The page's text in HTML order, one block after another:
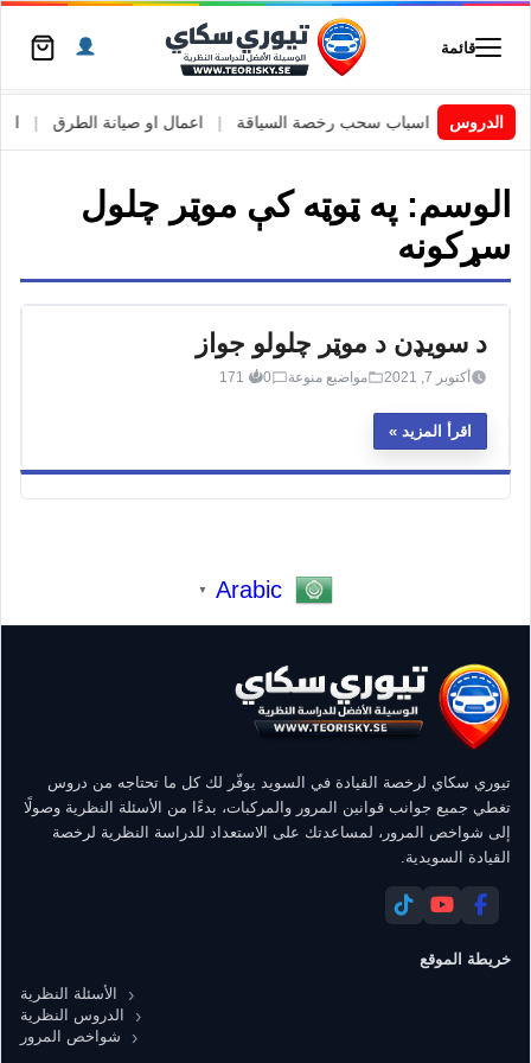
قائمة
الدروسالسويد | اسباب سحب رخصة السياقة اعمال او صيانة الطرق
الوسم: په ټوټه کې موټر چلول
سړکونه
د سویډن د موټر چلولو جواز
أكتوبر 7, 2021 مواضيع منوعة 0
171
اقرأ المزيد
Arabic
▼
تيوري سكاي لرخصة القيادة في السويد يوفّر لك كل ما تحتاجه من دروس
تغطي جميع جوانب قوانين المرور والمركبات، بدءًا من الأسئلة النظرية وصولًا
إلى شواخص المرور، لمساعدتك على الاستعداد للدراسة النظرية لرخصة
القيادة السويدية.
خريطة الموقع
الأسئلة النظرية
الدروس النظرية
شواخص المرور